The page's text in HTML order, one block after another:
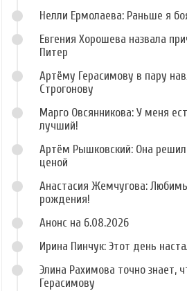
Нелли Ермолаева: Раньше я
Евгения Хорошева назвала
Питер
Артёму Герасимову в пару
Строгонову
Марго Овсянникова: У меня
лучший!
Артём Рышковский: Она
ценой
Анастасия Жемчугова:
рождения!
Анонс на 6.08.2026
Ирина Пинчук: Этот день
Элина Рахимова точно знает,
Герасимову